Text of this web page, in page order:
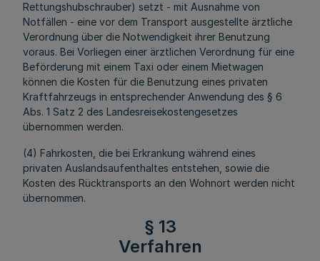
Rettungshubschrauber) setzt - mit Ausnahme von
Notfällen - eine vor dem Transport ausgestellte ärztliche
Verordnung über die Notwendigkeit ihrer Benutzung
voraus. Bei Vorliegen einer ärztlichen Verordnung für eine
Beförderung mit einem Taxi oder einem Mietwagen
können die Kosten für die Benutzung eines privaten
Kraftfahrzeugs in entsprechender Anwendung des § 6
Abs. 1 Satz 2 des Landesreisekostengesetzes
übernommen werden.
(4) Fahrkosten, die bei Erkrankung während eines
privaten Auslandsaufenthaltes entstehen, sowie die
Kosten des Rücktransports an den Wohnort werden nicht
übernommen.
§ 13
Verfahren